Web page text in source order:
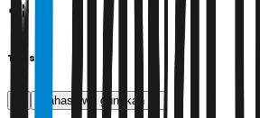
Tags
Mahasiswa gunakan AI